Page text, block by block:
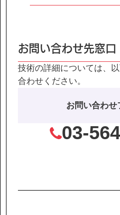
企業情報
IR情報
サステナビリティ
お問い合わせ
お問い合わせ先窓口
技術の詳細については、
合わせください。
お問い合わせ
03-